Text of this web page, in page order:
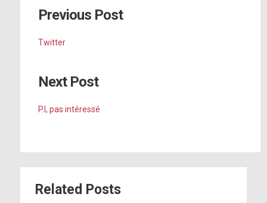
Previous Post
Twitter
Next Post
P.I, pas intéressé
Related Posts